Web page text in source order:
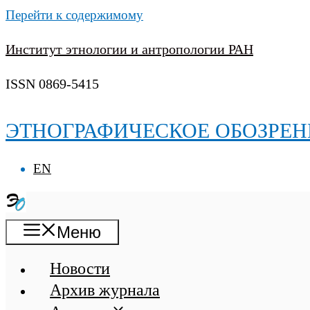
Перейти к содержимому
Институт этнологии и антропологии РАН
ISSN 0869-5415
ЭТНОГРАФИЧЕСКОЕ
EN
Меню
Новости
Архив журнала